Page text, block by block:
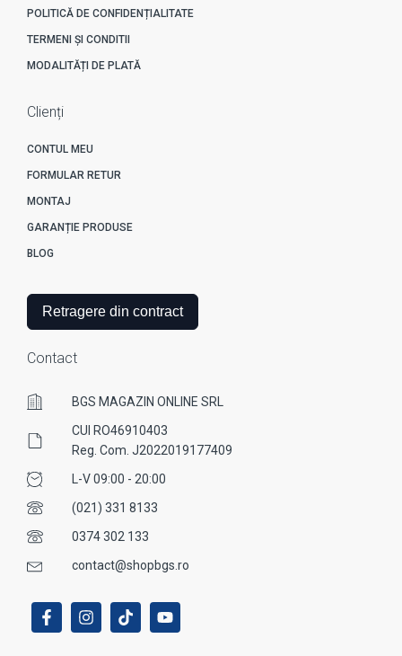
POLITICĂ DE CONFIDENȚIALITATE
TERMENI ȘI CONDITII
MODALITĂȚI DE PLATĂ
Clienți
CONTUL MEU
FORMULAR RETUR
MONTAJ
GARANȚIE PRODUSE
BLOG
Retragere din contract
Contact
BGS MAGAZIN ONLINE SRL
CUI RO46910403
Reg. Com. J2022019177409
L-V 09:00 - 20:00
(021) 331 8133
0374 302 133
contact@shopbgs.ro